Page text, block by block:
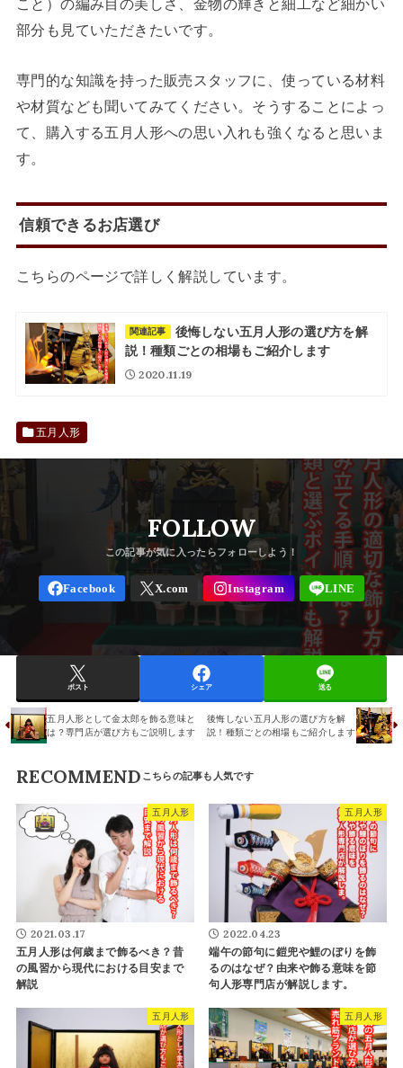
こと）の編み目の美しさ、金物の輝きと細工など細かい
部分も見ていただきたいです。
専門的な知識を持った販売スタッフに、使っている材料
や材質なども聞いてみてください。そうすることによっ
て、購入する五月人形への思い入れも強くなると思いま
す。
信頼できるお店選び
こちらのページで詳しく解説しています。
関連記事
後悔しない五月人形の選び方を解
説！種類ごとの相場もご紹介します
2020.11.19
五月人形
FOLLOW
ポスト シェア 送る
五月人形として金太郎を飾る意味と
は？専門店が選び方もご説明します
後悔しない五月人形の選び方を解
説！種類ごとの相場もご紹介します
RECOMMEND
五月人形
2021.03.17
五月人形は何歳まで飾るべき？昔
の風習から現代における目安まで
解説
五月人形
2022.04.23
端午の節句に鎧兜や鯉のぼりを飾
るのはなぜ？由来や飾る意味を節
句人形専門店が解説します。
五月人形 五月人形